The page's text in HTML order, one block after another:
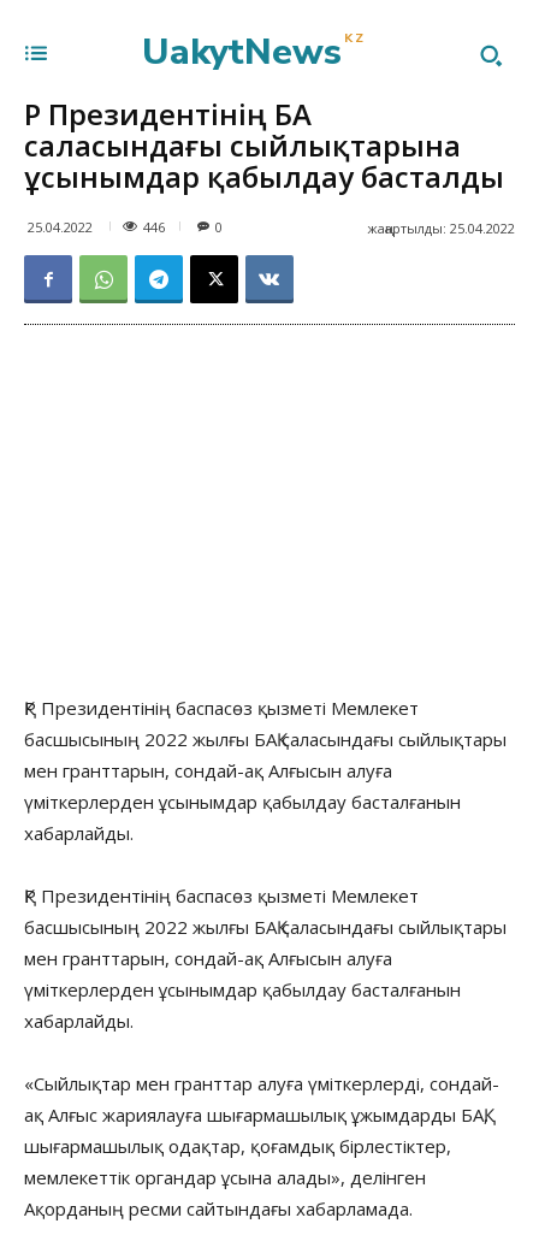
UakytNews KZ
ҚР Президентінің БАҚ
саласындағы сыйлықтарына
ұсынымдар қабылдау басталды
25.04.2022 446 жаңартылды: 25.04.2022
0
ҚР Президентінің баспасөз қызметі Мемлекет
басшысының 2022 жылғы БАҚ саласындағы сыйлықтары
мен гранттарын, сондай-ақ Алғысын алуға
үміткерлерден ұсынымдар қабылдау басталғанын
хабарлайды.
ҚР Президентінің баспасөз қызметі Мемлекет
басшысының 2022 жылғы БАҚ саласындағы сыйлықтары
мен гранттарын, сондай-ақ Алғысын алуға
үміткерлерден ұсынымдар қабылдау басталғанын
хабарлайды.
«Сыйлықтар мен гранттар алуға үміткерлерді, сондай-
ақ Алғыс жариялауға шығармашылық ұжымдарды БАҚ,
шығармашылық одақтар, қоғамдық бірлестіктер,
мемлекеттік органдар ұсына алады», делінген
Ақорданың ресми сайтындағы хабарламада.